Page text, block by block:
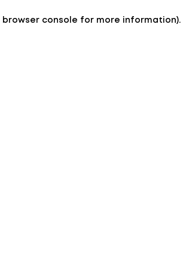
console for more information).